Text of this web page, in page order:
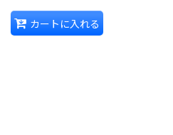
カートに入れる